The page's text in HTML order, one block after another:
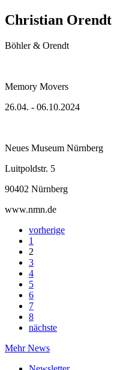
Christian Orendt
Böhler & Orendt
Memory Movers
26.04. - 06.10.2024
Neues Museum Nürnberg
Luitpoldstr. 5
90402 Nürnberg
www.nmn.de
vorherige
1
2
3
4
5
6
7
8
nächste
Mehr News